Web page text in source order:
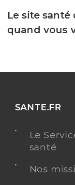
Le site santé
quand vous
SANTE.FR
Le
santé
Nos